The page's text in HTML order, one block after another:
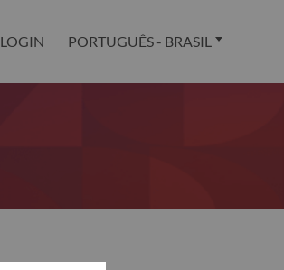
LOGIN PORTUGUÊS - BRASIL